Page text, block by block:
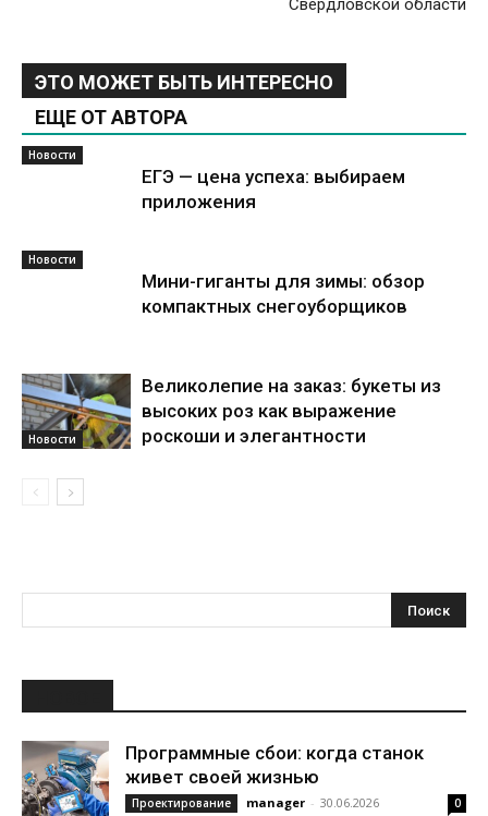
Свердловской области
ЭТО МОЖЕТ БЫТЬ ИНТЕРЕСНО
ЕЩЕ ОТ АВТОРА
Новости
ЕГЭ — цена успеха: выбираем
приложения
Новости
Мини-гиганты для зимы: обзор
компактных снегоуборщиков
Новости
Великолепие на заказ: букеты из
высоких роз как выражение
роскоши и элегантности
Программные сбои: когда станок
живет своей жизнью
Проектирование manager - 30.06.2026 0